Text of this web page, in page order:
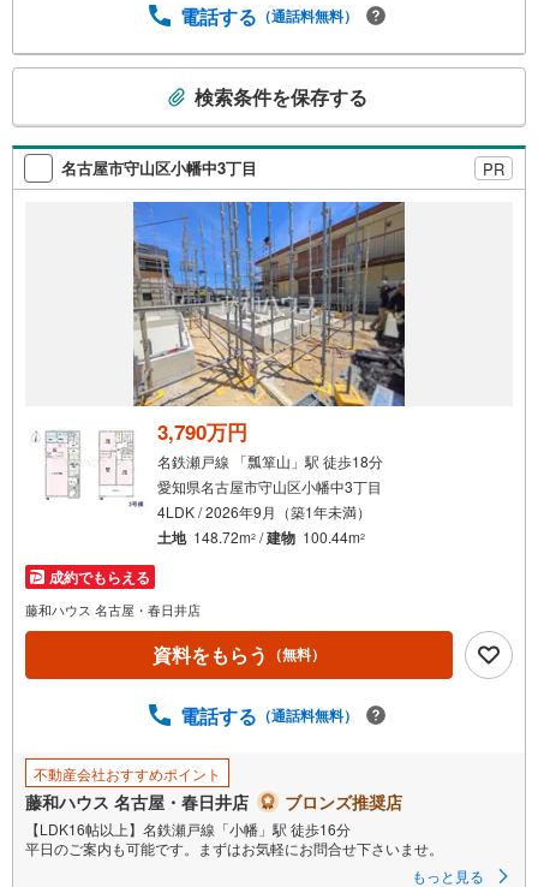
事前にご予約頂きましたら営業時間外でのご内覧もご対応
動産業者間で不動産情報が共有されているので、名古屋市
全域や、その他隣接エリアでもご内覧が可能です！ 【大曽
根営業所】○地下鉄名城線、JR中央線「大曽根」駅徒歩1分
○お子様が遊べるキッズスペースあり○定休日ございません
電話する （通話料無料）
検
索
条
イ
ペ
ー
す
る
検索条件を保存する
名古屋市守山区小幡中3丁目 PR
3,790万円
名鉄瀬戸線 「瓢箪山」駅 徒歩18分
愛知県名古屋市守山区小幡中3丁目
4LDK / 2026年9月（築1年未満）
土地 148.72m2 /建物 100.44m2
成約でもらえる
藤和ハウス 名古屋・春日井店
資料をもらう （無料）
電話する （通話料無料）
不動産会社おすすめポイント
藤和ハウス 名古屋・春日井店 ブロンズ推奨店
【LDK16帖以上】名鉄瀬戸線「小幡」駅 徒歩16分
平日のご案内も可能です。まずはお気軽にお問合せ下さいませ。
もっと見る